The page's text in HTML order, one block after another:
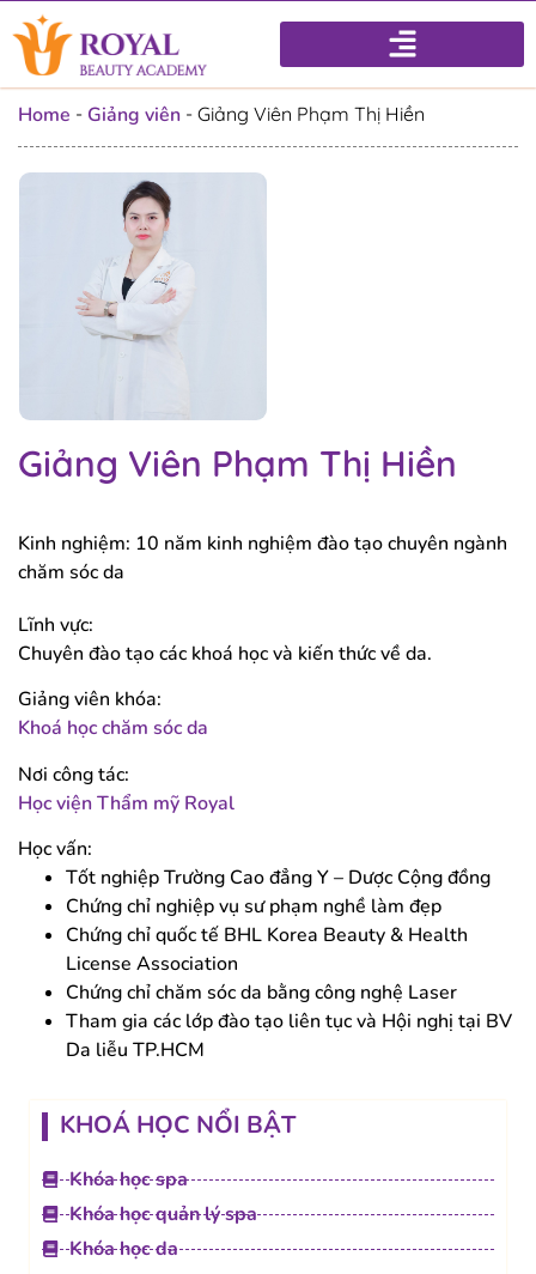
Home - Giảng viên - Giảng Viên Phạm Thị Hiền
Giảng Viên Phạm Thị Hiền
Kinh nghiệm: 10 năm kinh nghiệm đào tạo chuyên ngành
chăm sóc da
Lĩnh vực:
Chuyên đào tạo các khoá học và kiến thức về da.
Giảng viên khóa:
Khoá học chăm sóc da
Nơi công tác:
Học viện Thẩm mỹ Royal
Học vấn:
Tốt nghiệp Trường Cao đẳng Y – Dược Cộng đồng
Chứng chỉ nghiệp vụ sư phạm nghề làm đẹp
Chứng chỉ quốc tế BHL Korea Beauty & Health
License Association
Chứng chỉ chăm sóc da bằng công nghệ Laser
Tham gia các lớp đào tạo liên tục và Hội nghị tại BV
Da liễu TP.HCM
KHOÁ HỌC NỔI BẬT
Khóa học spa
Khóa học quản lý spa
Khóa học da